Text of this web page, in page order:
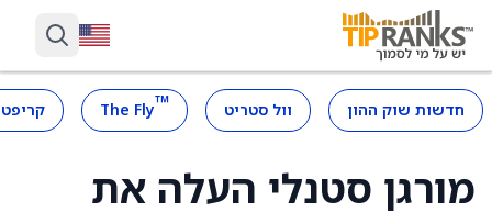
חדשות שוק ההון וול סטריט ™
The Fly
מורגן סטנלי העלה את